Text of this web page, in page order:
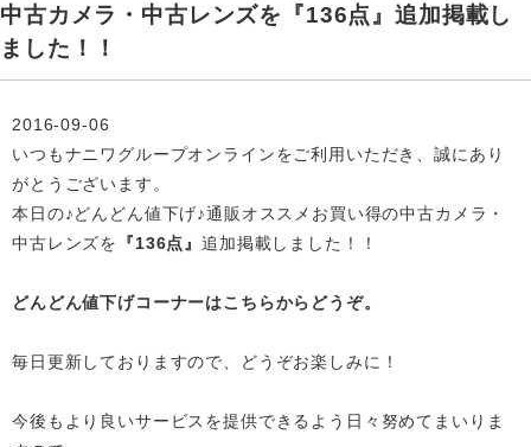
中古カメラ・中古レンズを『136点』追加掲載し
ました！！
2016-09-06
いつもナニワグループオンラインをご利用いただき、誠にあり
がとうございます。
本日の♪どんどん値下げ♪通販オススメお買い得の中古カメラ・
中古レンズを
『136点』追加掲載 しました！！
どんどん値下げコーナーはこちらからどうぞ。
毎日更新しておりますので、どうぞお楽しみに！
今後もより良いサービスを提供できるよう日々努めてまいりま